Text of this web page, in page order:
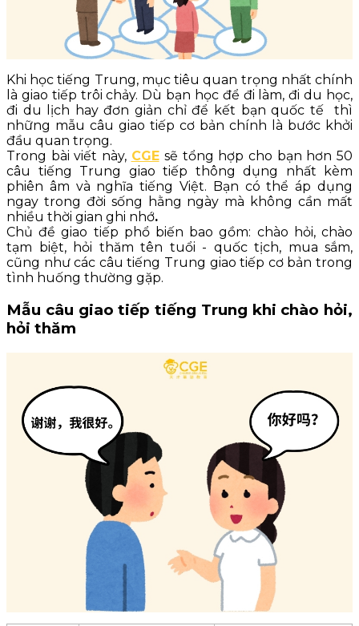
Khi học tiếng Trung, mục tiêu quan trọng nhất chính
là giao tiếp trôi chảy. Dù bạn học để đi làm, đi du học,
đi du lịch hay đơn giản chỉ để kết bạn quốc tế thì
những mẫu câu giao tiếp cơ bản chính là bước khởi
đầu quan trọng.
Trong bài viết này, CGE sẽ tổng hợp cho bạn hơn 50
câu tiếng Trung giao tiếp thông dụng nhất kèm
phiên âm và nghĩa tiếng Việt. Bạn có thể áp dụng
ngay trong đời sống hằng ngày mà không cần mất
nhiều thời gian ghi nhớ.
Chủ đề giao tiếp phổ biến bao gồm: chào hỏi, chào
tạm biệt, hỏi thăm tên tuổi - quốc tịch, mua sắm,
cũng như các câu tiếng Trung giao tiếp cơ bản trong
tình huống thường gặp.
Mẫu câu giao tiếp tiếng Trung khi chào hỏi,
hỏi thăm